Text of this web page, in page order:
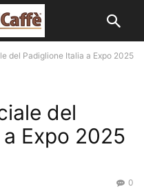
del Padiglione Italia a Expo 2025
del
Expo 2025
0